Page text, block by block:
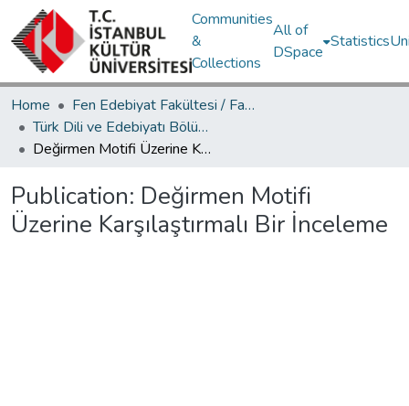
Communities
&
Collections
All of
DSpace
Statistics
Home
Fen Edebiyat Fakültesi / Faculty of Letters and Sciences
Türk Dili ve Edebiyatı Bölümü / Department of Turkish Language and Literature
Değirmen Motifi Üzerine Karşılaştırmalı Bir İnceleme
Publication: Değirmen Motifi
Üzerine Karşılaştırmalı Bir İnceleme